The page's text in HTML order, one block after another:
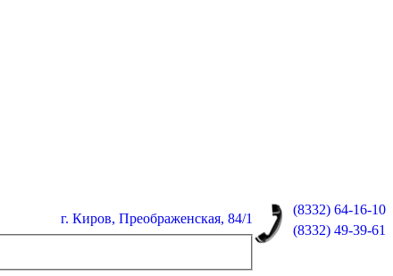
(8332) 64-16-10
(8332) 49-39-61
г. Киров, Преображенская, 84/1